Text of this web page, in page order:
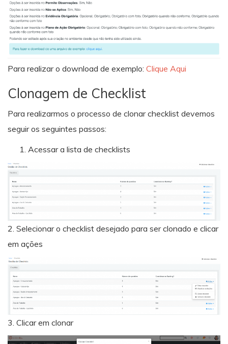
Para realizar o download de exemplo: Clique Aqui
Clonagem de Checklist
Para realizarmos o processo de clonar checklist devemos
seguir os seguintes passos:
Acessar a lista de checklists
2. Selecionar o checklist desejado para ser clonado e clicar
em ações
3. Clicar em clonar